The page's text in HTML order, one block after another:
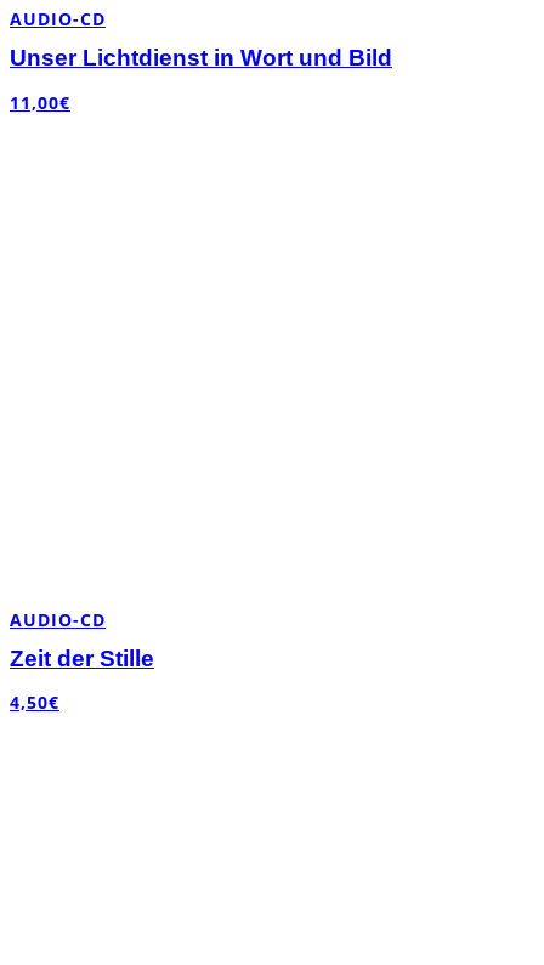
AUDIO-CD
Unser Lichtdienst in Wort und Bild
11,00€
AUDIO-CD
Zeit der Stille
4,50€